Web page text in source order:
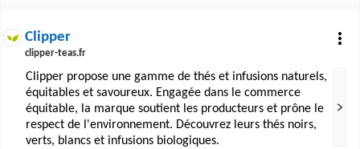
Clipper
clipper-teas.fr
Clipper propose une gamme de thés et infusions naturels,
équitables et savoureux. Engagée dans le commerce
équitable, la marque soutient les producteurs et prône le
respect de l'environnement. Découvrez leurs thés noirs,
verts, blancs et infusions biologiques.